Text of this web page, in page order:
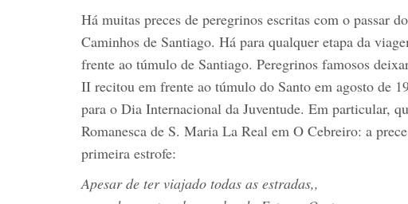
Há muitas preces de peregrinos escritas com o passar
Caminhos de Santiago. Há para qualquer etapa da
frente ao túmulo de Santiago. Peregrinos famosos
II recitou em frente ao túmulo do Santo em agosto de
para o Dia Internacional da Juventude. Em particular,
Romanesca de S. Maria La Real em O Cebreiro: a
primeira estrofe:
Apesar de ter viajado todas as estradas,,